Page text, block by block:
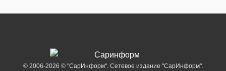
© 2006-2026 © "СарИнформ". Сетевое издание "СарИнформ".